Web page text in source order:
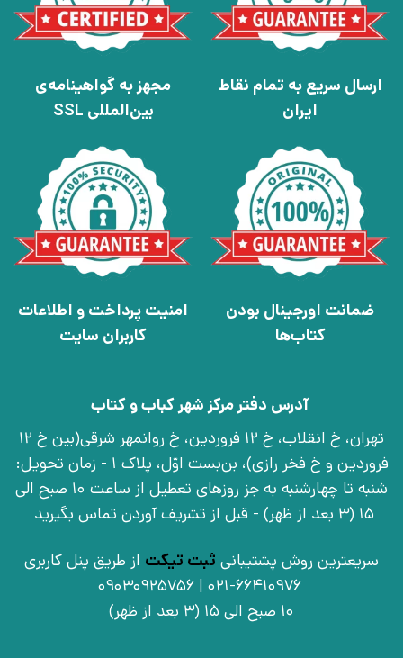
ارسال سریع به تمام نقاط
ایران
مجهز به گواهینامه‌ی
بین‌المللی SSL
ضمانت اورجینال بودن
کتاب‌ها
امنیت پرداخت و اطلاعات
کاربران سایت
آدرس دفتر مرکز شهر کباب و کتاب
تهران، خ انقلاب، خ 12 فروردین، خ روانمهر شرقی(بین خ 12
فروردین و خ فخر رازی)، بن‌بست اوّل، پلاک 1 - زمان تحویل:
شنبه تا چهارشنبه به جز روزهای تعطیل از ساعت 10 صبح الی
15 (3 بعد از ظهر) - قبل از تشریف آوردن تماس بگیرید
سریعترین روش پشتیبانی ثبت تیکت از طریق پنل کاربری
021-66410976 | 09030925756
10 صبح الی 15 (3 بعد از ظهر)